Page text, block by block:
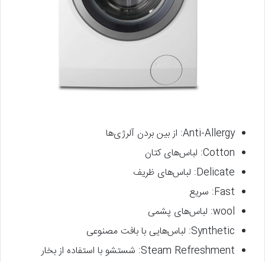
Anti-Allergy: از بین بردن آلرژی‌ها
Cotton: لباس‌های کتان
Delicate: لباس‌های ظریف
Fast: سریع
wool: لباس‌های پشمی
Synthetic: لباس‌هایی با بافت مصنوعی
Steam Refreshment: شستشو با استفاده از بخار